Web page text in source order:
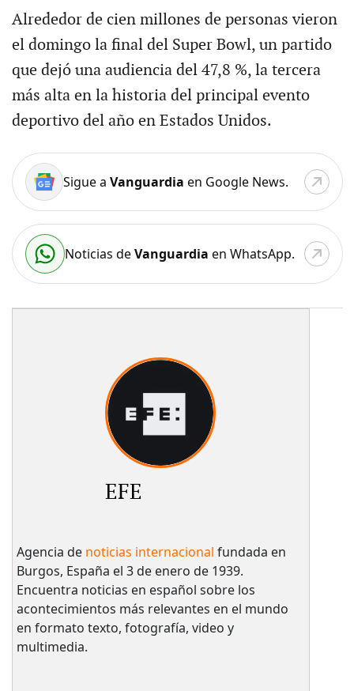
Alrededor de cien millones de personas vieron
el domingo la final del Super Bowl, un partido
que dejó una audiencia del 47,8 %, la tercera
más alta en la historia del principal evento
deportivo del año en Estados Unidos.
Sigue a Vanguardia en Google News.
Noticias deVanguardia en WhatsApp.
EFE
Agencia de noticias internacional fundada en
Burgos, España el 3 de enero de 1939.
Encuentra noticias en español sobre los
acontecimientos más relevantes en el mundo
en formato texto, fotografía, video y
multimedia.